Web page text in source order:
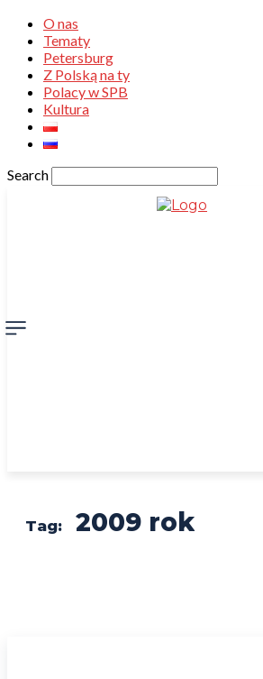
O nas
Tematy
Petersburg
Z Polską na ty
Polacy w SPB
Kultura
Search
Tag: 2009 rok